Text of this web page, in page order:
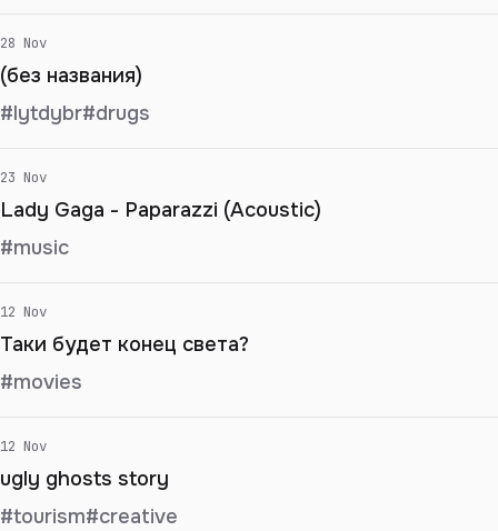
28 Nov
(без названия)
#lytdybr#drugs
23 Nov
Lady Gaga - Paparazzi (Acoustic)
#music
12 Nov
Таки будет конец света?
#movies
12 Nov
ugly ghosts story
#tourism#creative